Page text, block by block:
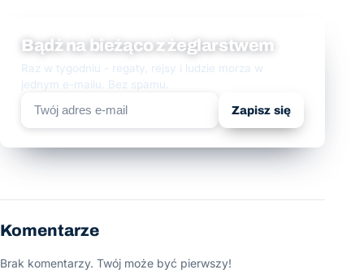
Bądź na bieżąco z żeglarstwem
Raz w tygodniu - regaty, rejsy i ludzie morza w
jednym e-mailu. Bez spamu.
Zapisz się
Komentarze
Brak komentarzy. Twój może być pierwszy!